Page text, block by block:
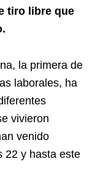
tiro libre que
la primera de
laborales, ha
vivieron
venido
22 y hasta este